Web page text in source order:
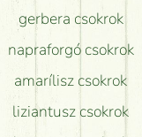
gerbera csokrok
napraforgó csokrok
amarílisz csokrok
liziantusz csokrok